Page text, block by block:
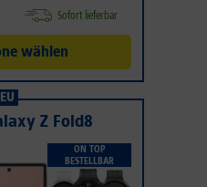
Sofort lieferbar
wählen
Z Fold8
ON TOP
BESTELLBAR